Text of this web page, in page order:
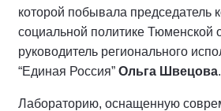
которой побывала председатель
социальной политике Тюменской
руководитель регионального
“Единая Россия” Ольга Швецова.
Лабораторию, оснащенную